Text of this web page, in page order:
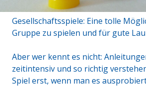
Gesellschaftsspiele: Eine tolle
Gruppe zu spielen und für gute
Aber wer kennt es nicht:
zeitintensiv und so richtig
Spiel erst, wenn man es